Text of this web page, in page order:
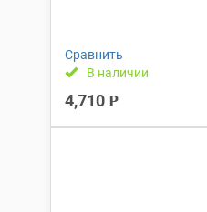
Сравнить
В наличии
4,710 Р